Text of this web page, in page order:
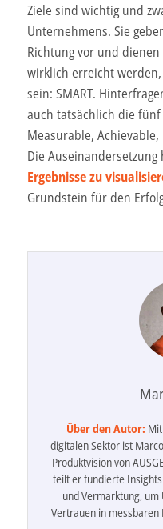
Ziele sind wichtig und
Unternehmens. Sie
Richtung vor und
wirklich erreicht
sein: SMART.
auch tatsächlich die
Measurable,
Die
Ergebnisse zu
Grundstein für den
Über den Autor:
digitalen Sektor ist
Produktvision von
teilt er fundierte
und Vermarktung,
Vertrauen in messbaren